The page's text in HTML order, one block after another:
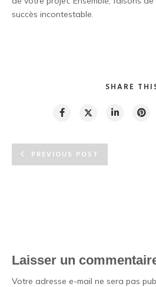
succès incontestable.
SHARE
PREVIOUS POST
Laisser un
Votre adresse e-mail ne sera pas